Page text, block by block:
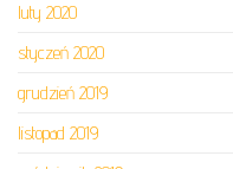
luty 2020
styczeń 2020
grudzień 2019
listopad 2019